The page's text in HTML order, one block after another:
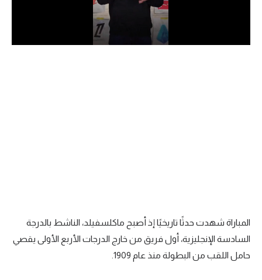
سعودي في الجول
الدوري الإنجليزي
المباراة شهدت حدثًا تاريخيًا إذ أصبح ماكلسفيلد، الناشط بالدرجة
السادسة الإنجليزية، أول فريق من خارج الدرجات الأربع الأولى يقصي
حامل اللقب من البطولة منذ عام 1909.